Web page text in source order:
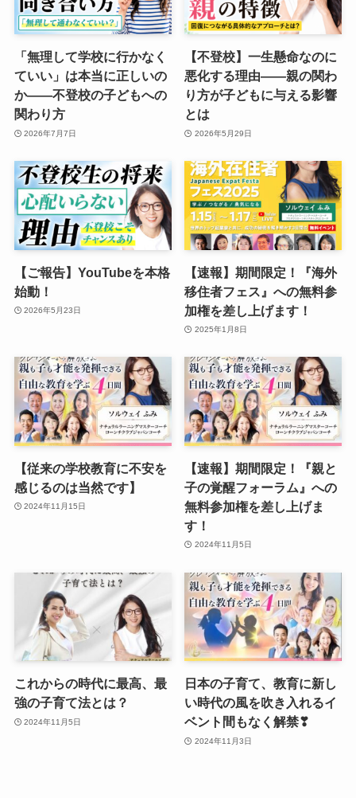
「無理して学校に行かなく
ていい」は本当に正しいの
か——不登校の子どもへの
関わり方
2026年7月7日
【不登校】一生懸命なのに
悪化する理由——親の関わ
り方が子どもに与える影響
とは
2026年5月29日
【ご報告】YouTubeを本格
始動！
2026年5月23日
【速報】期間限定！『海外
移住者フェス』への無料参
加権を差し上げます！
2025年1月8日
【従来の学校教育に不安を
感じるのは当然です】
2024年11月15日
【速報】期間限定！『親と
子の覚醒フォーラム』への
無料参加権を差し上げま
す！
2024年11月5日
これからの時代に最高、最
強の子育て法とは？
2024年11月5日
日本の子育て、教育に新し
い時代の風を吹き入れるイ
ベント間もなく解禁❣
2024年11月3日